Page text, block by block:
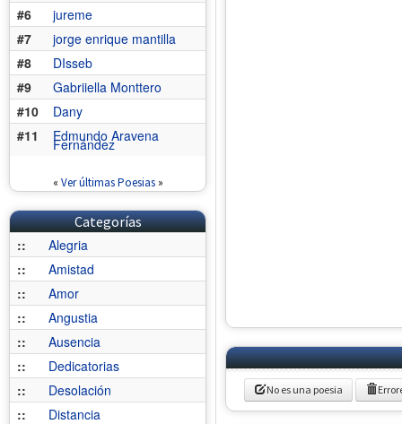
#6
jureme
#7
jorge enrique mantilla
#8
DIsseb
#9
Gabriiella Monttero
#10
Dany
#11
Edmundo Aravena
Fernández
« Ver últimas Poesias»
Categorías
::
Alegria
::
Amistad
::
Amor
::
Angustia
::
Ausencia
::
Dedicatorias
::
Desolación
::
Distancia
No es una poesia